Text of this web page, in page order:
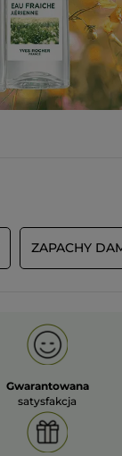
ZAPACHY
Gwarantowana
satysfakcja